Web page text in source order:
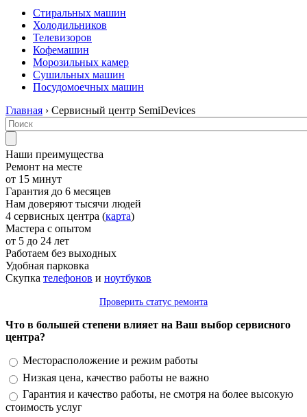
Стиральных машин
Холодильников
Телевизоров
Кофемашин
Морозильных камер
Сушильных машин
Посудомоечных машин
Главная › Сервисный центр SemiDevices
Наши преимущества
Ремонт на месте
от 15 минут
Гарантия до 6 месяцев
Нам доверяют тысячи людей
4 сервисных центра (карта)
Мастера с опытом
от 5 до 24 лет
Работаем без выходных
Удобная парковка
Скупка телефонов и ноутбуков
Проверить статус ремонта
Что в большей степени влияет на Ваш выбор сервисного
центра?
Варианты
Месторасположение и режим работы
Низкая цена, качество работы не важно
Гарантия и качество работы, не смотря на более высокую
стоимость услуг